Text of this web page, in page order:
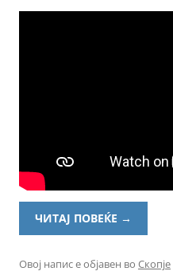
ЧИТАЈ ПОВЕЌЕ →
Овој напис е објавен во Скопје